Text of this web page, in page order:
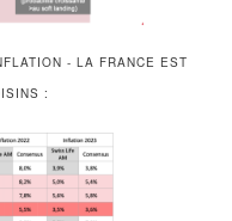
- LA FRANCE EST
: